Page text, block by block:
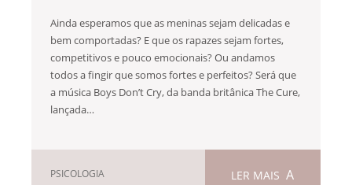
Ainda esperamos que as meninas sejam delicadas e
bem comportadas? E que os rapazes sejam fortes,
competitivos e pouco emocionais? Ou andamos
todos a fingir que somos fortes e perfeitos? Será que
a música Boys Don’t Cry, da banda britânica The Cure,
lançada…
PSICOLOGIA LER MAIS